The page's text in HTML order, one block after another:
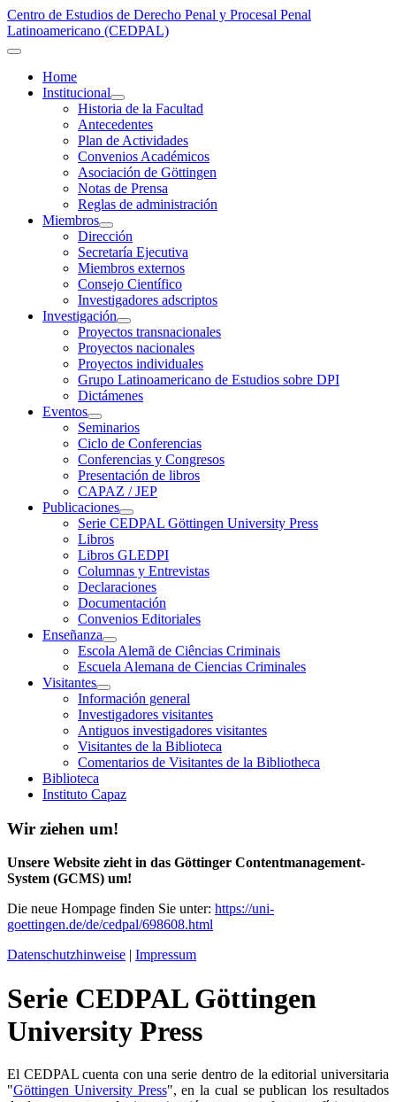
Centro de Estudios de Derecho Penal y Procesal Penal
Latinoamericano (CEDPAL)
Home
Institucional
Historia de la Facultad
Antecedentes
Plan de Actividades
Convenios Académicos
Asociación de Göttingen
Notas de Prensa
Reglas de administración
Miembros
Dirección
Secretaría Ejecutiva
Miembros externos
Consejo Científico
Investigadores adscriptos
Investigación
Proyectos transnacionales
Proyectos nacionales
Proyectos individuales
Grupo Latinoamericano de Estudios sobre DPI
Dictámenes
Eventos
Seminarios
Ciclo de Conferencias
Conferencias y Congresos
Presentación de libros
CAPAZ / JEP
Publicaciones
Serie CEDPAL Göttingen University Press
Libros
Libros GLEDPI
Columnas y Entrevistas
Declaraciones
Documentación
Convenios Editoriales
Enseñanza
Escola Alemã de Ciências Criminais
Escuela Alemana de Ciencias Criminales
Visitantes
Información general
Investigadores visitantes
Antiguos investigadores visitantes
Visitantes de la Biblioteca
Comentarios de Visitantes de la Bibliotheca
Biblioteca
Instituto Capaz
Wir ziehen um!
Unsere Website zieht in das Göttinger Contentmanagement-
System (GCMS) um!
Die neue Hompage finden Sie unter: https://uni-
goettingen.de/de/cedpal/698608.html
Datenschutzhinweise | Impressum
Serie CEDPAL Göttingen
University Press
El CEDPAL cuenta con una serie dentro de la editorial universitaria
"Göttingen University Press", en la cual se publican los resultados